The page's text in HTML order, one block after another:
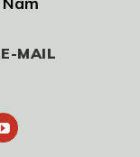
E-MAIL